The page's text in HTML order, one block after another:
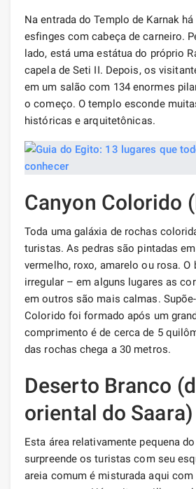
Na entrada do Templo de Karnak
esfinges com cabeça de carneiro.
lado, está uma estátua do próprio
capela de Seti II. Depois, os
em um salão com 134 enormes
o começo. O templo esconde
históricas e arquitetônicas.
Canyon Colorido
Toda uma galáxia de rochas
turistas. As pedras são pintadas
vermelho, roxo, amarelo ou rosa. O
irregular – em alguns lugares as
em outros são mais calmas.
Colorido foi formado após um
comprimento é de cerca de 5
das rochas chega a 30 metros.
Deserto Branco
oriental do Saara)
Esta área relativamente pequena
surpreende os turistas com seu
areia comum é misturada aqui